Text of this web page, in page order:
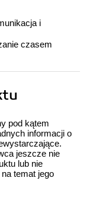
i
czasem
pod kątem
informacji o
jeszcze nie
lub nie
temat jego